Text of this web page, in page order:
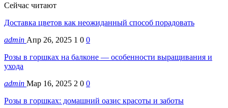
Сейчас читают
Доставка цветов как неожиданный способ порадовать
admin Апр 26, 2025 1 0 0
Розы в горшках на балконе — особенности выращивания и
ухода
admin Мар 16, 2025 2 0 0
Розы в горшках: домашний оазис красоты и заботы